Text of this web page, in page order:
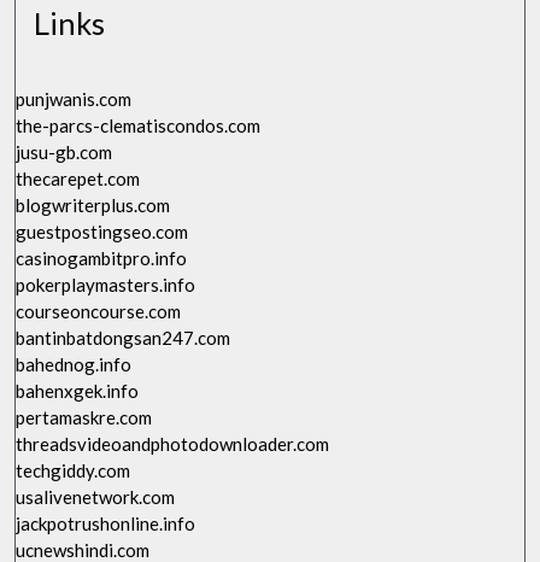
Links
punjwanis.com
the-parcs-clematiscondos.com
jusu-gb.com
thecarepet.com
blogwriterplus.com
guestpostingseo.com
casinogambitpro.info
pokerplaymasters.info
courseoncourse.com
bantinbatdongsan247.com
bahednog.info
bahenxgek.info
pertamaskre.com
threadsvideoandphotodownloader.com
techgiddy.com
usalivenetwork.com
jackpotrushonline.info
ucnewshindi.com